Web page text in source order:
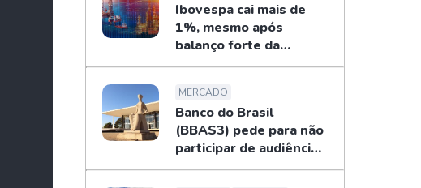
Ibovespa cai mais de
1%, mesmo após
balanço forte da
Petrobras
MERCADO
Banco do Brasil
(BBAS3) pede para não
participar de audiência
sobre o BRB; entenda